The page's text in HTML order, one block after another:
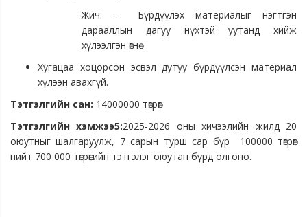
Жич: - Бүрдүүлэх материалыг нэгтгэн
дарааллын дагуу нүхтэй уутанд хийж
хүлээлгэн өгнө
Хугацаа хоцорсон эсвэл дутуу бүрдүүлсэн материал
хүлээн авахгүй.
Тэтгэлгийн сан: 14000000 төгрөг
Тэтгэлгийн хэмжээ5:2025-2026 оны хичээлийн жилд 20
оюутныг шалгаруулж, 7 сарын турш сар бүр 100000 төгрөг
нийт 700 000 төгрөгийн тэтгэлэг оюутан бүрд олгоно.